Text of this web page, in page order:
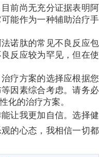
前尚无充分证据表明阿
能作为一种辅助治疗手
诺肽的常见不良反应包
反应较为罕见，但在使
疗方案的选择应根据您
因素综合考虑。请务必
化的治疗方案。
让我更加自信。选择健
的心态，我相信一切都